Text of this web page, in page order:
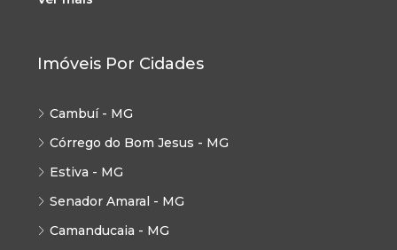
Imóveis Por Cidades
Cambuí - MG
Córrego do Bom Jesus - MG
Estiva - MG
Senador Amaral - MG
Camanducaia - MG